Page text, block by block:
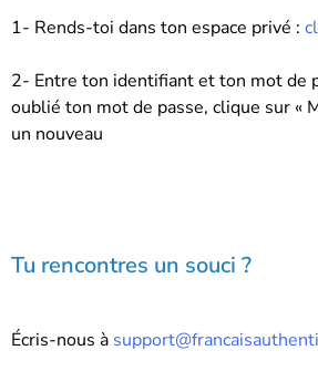
1- Rends-toi dans ton espace privé :
2- Entre ton identifiant et ton mot de
oublié ton mot de passe, clique sur «
un nouveau
Tu rencontres un souci ?
Écris-nous à